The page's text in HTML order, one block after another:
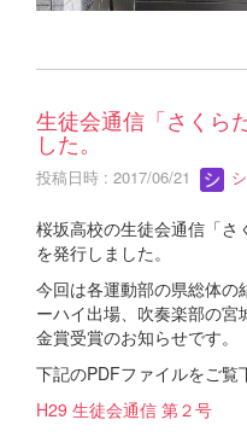
生徒会通信「さくら
した。
投稿日時 : 2017/06/21
桜坂高校の生徒会通信「
を発行しました。
今回は各運動部の県総体の
ーハイ出場、吹奏楽部の
金賞受賞のお知らせです。
下記のPDFファイルをご覧
H29 生徒会通信 第２号